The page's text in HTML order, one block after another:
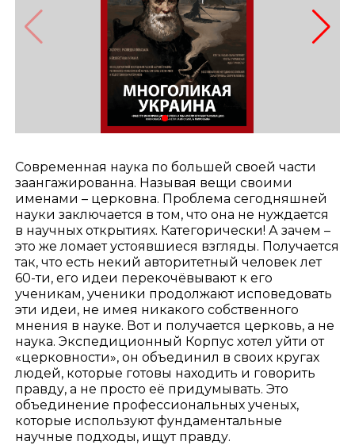
Современная наука по большей своей части
заангажированна. Называя вещи своими
именами – церковна. Проблема сегодняшней
науки заключается в том, что она не нуждается
в научных открытиях. Категорически! А зачем –
это же ломает устоявшиеся взгляды. Получается
так, что есть некий авторитетный человек лет
60-ти, его идеи перекочёвывают к его
ученикам, ученики продолжают исповедовать
эти идеи, не имея никакого собственного
мнения в науке. Вот и получается церковь, а не
наука. Экспедиционный Корпус хотел уйти от
«церковности», он объединил в своих кругах
людей, которые готовы находить и говорить
правду, а не просто её придумывать. Это
объединение профессиональных ученых,
которые используют фундаментальные
научные подходы, ищут правду.